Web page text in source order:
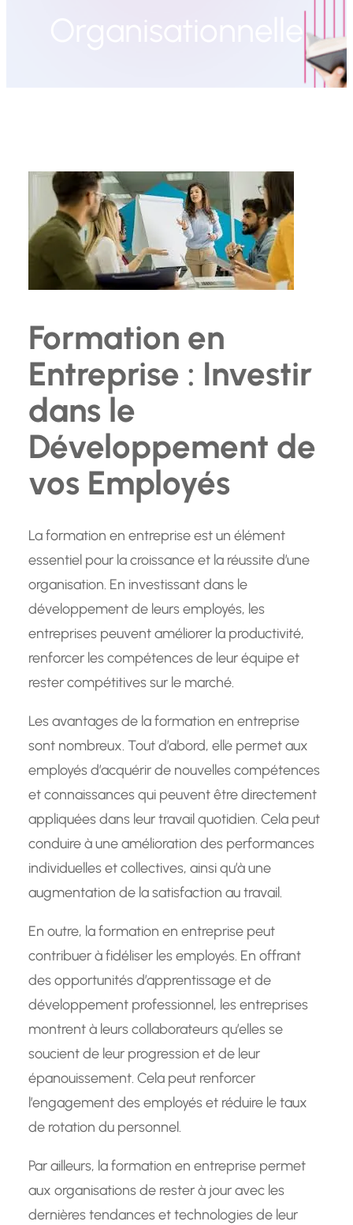
Organisationnelle
Formation en
Entreprise : Investir
dans le
Développement de
vos Employés
La formation en entreprise est un élément
essentiel pour la croissance et la réussite d’une
organisation. En investissant dans le
développement de leurs employés, les
entreprises peuvent améliorer la productivité,
renforcer les compétences de leur équipe et
rester compétitives sur le marché.
Les avantages de la formation en entreprise
sont nombreux. Tout d’abord, elle permet aux
employés d’acquérir de nouvelles compétences
et connaissances qui peuvent être directement
appliquées dans leur travail quotidien. Cela peut
conduire à une amélioration des performances
individuelles et collectives, ainsi qu’à une
augmentation de la satisfaction au travail.
En outre, la formation en entreprise peut
contribuer à fidéliser les employés. En offrant
des opportunités d’apprentissage et de
développement professionnel, les entreprises
montrent à leurs collaborateurs qu’elles se
soucient de leur progression et de leur
épanouissement. Cela peut renforcer
l’engagement des employés et réduire le taux
de rotation du personnel.
Par ailleurs, la formation en entreprise permet
aux organisations de rester à jour avec les
dernières tendances et technologies de leur